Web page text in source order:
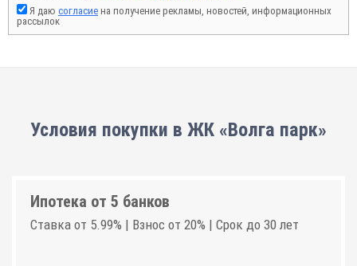
Я даю согласие на получение рекламы, новостей, информационных
рассылок
Условия покупки в ЖК «Волга парк»
Ипотека от 5 банков
Ставка от 5.99% | Взнос от 20% | Срок до 30 лет